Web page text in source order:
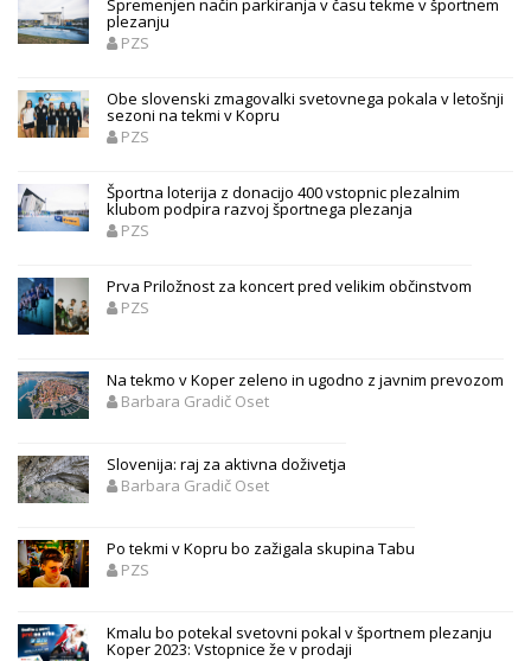
Spremenjen način parkiranja v času tekme v športnem
plezanju
PZS
Obe slovenski zmagovalki svetovnega pokala v letošnji
sezoni na tekmi v Kopru
PZS
Športna loterija z donacijo 400 vstopnic plezalnim
klubom podpira razvoj športnega plezanja
PZS
Prva Priložnost za koncert pred velikim občinstvom
PZS
Na tekmo v Koper zeleno in ugodno z javnim prevozom
Barbara Gradič Oset
Slovenija: raj za aktivna doživetja
Barbara Gradič Oset
Po tekmi v Kopru bo zažigala skupina Tabu
PZS
Kmalu bo potekal svetovni pokal v športnem plezanju
Koper 2023: Vstopnice že v prodaji